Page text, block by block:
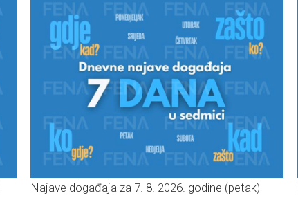
Najave događaja za 7. 8. 2026. godine (petak)